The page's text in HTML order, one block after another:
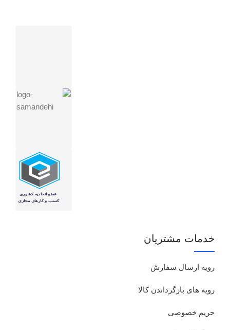
خدمات مشتریان
رویه ارسال سفارش
رویه های بازگرداندن کالا
حریم خصوصی